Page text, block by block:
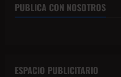
PUBLICA CON NOSOTROS
ESPACIO PUBLICITARIO